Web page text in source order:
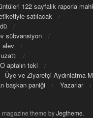
122 sayfalık raporla
satılacak
sübvansiyon
alev
aptalın teki
Üye ve Ziyaretçi Aydınlatma
başkan paniği
Yazarlar
theme byJegtheme.